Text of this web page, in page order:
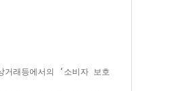
래등에서의 ‘소비자 보호